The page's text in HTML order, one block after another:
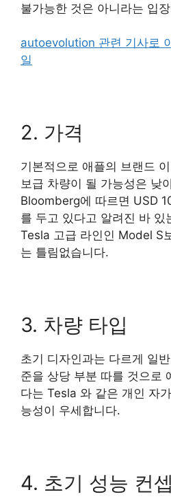
불가능한 것은 아니라는 입
autoevolution 관련 기사로
일
2. 가격
기본적으로 애플의 브랜드
보급 차량이 될 가능성은 낮
Bloomberg에 따르면 USD
를 두고 있다고 알려진 바 있
Tesla 고급 라인인 Model S
는 틀림없습니다.
3. 차량 타입
초기 디자인과는 다르게 일
준을 상당 부분 따를 것으로
다는 Tesla 와 같은 개인 자
능성이 우세합니다.
4. 초기 성능 컨셉